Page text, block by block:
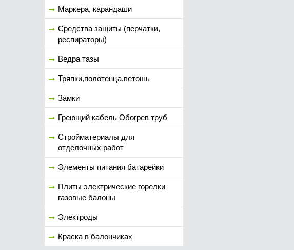
Маркера, карандаши
Средства защиты (перчатки,
респираторы)
Ведра тазы
Тряпки,полотенца,ветошь
Замки
Греющий кабель Обогрев труб
Стройматериалы для
отделочных работ
Элементы питания батарейки
Плиты электрические горелки
газовые балоны
Электроды
Краска в балончиках